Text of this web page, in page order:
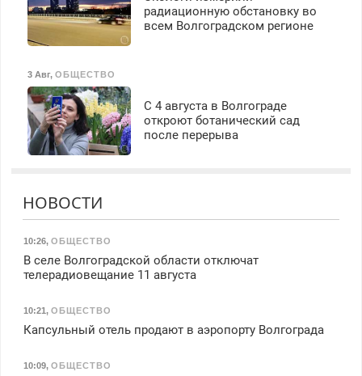
радиационную обстановку во
всем Волгоградском регионе
3 Авг, ОБЩЕСТВО
С 4 августа в Волгограде
откроют ботанический сад
после перерыва
НОВОСТИ
10:26, ОБЩЕСТВО
В селе Волгоградской области отключат
телерадиовещание 11 августа
10:21, ОБЩЕСТВО
Капсульный отель продают в аэропорту Волгограда
10:09, ОБЩЕСТВО